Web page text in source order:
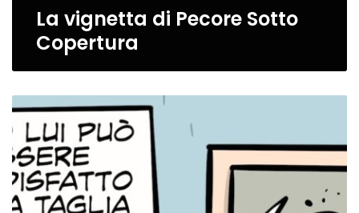
La vignetta di Pecore Sotto
Copertura
vignetta
di
Il
Diavolo
Veste
Prada